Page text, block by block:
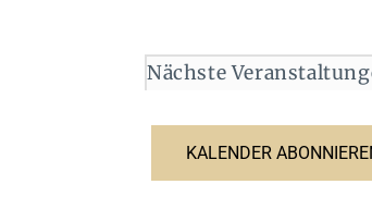
Nächste
KALENDER